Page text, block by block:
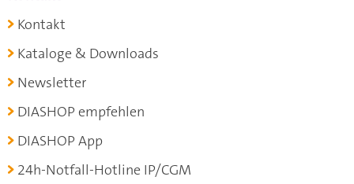
Kontakt
Kataloge & Downloads
Newsletter
DIASHOP empfehlen
DIASHOP App
24h-Notfall-Hotline IP/CGM